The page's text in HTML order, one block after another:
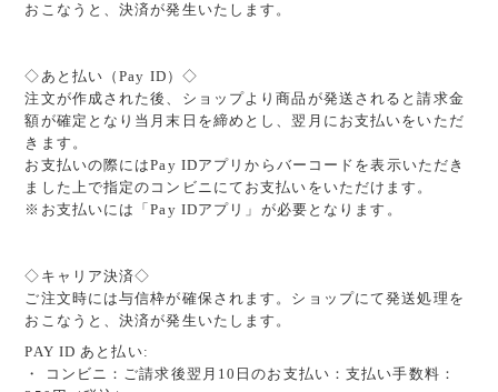
おこなうと、決済が発生いたします。
◇あと払い（Pay ID）◇
注文が作成された後、ショップより商品が発送されると請求金
額が確定となり当月末日を締めとし、翌月にお支払いをいただ
きます。
お支払いの際にはPay IDアプリからバーコードを表示いただき
ました上で指定のコンビニにてお支払いをいただけます。
※お支払いには「Pay IDアプリ」が必要となります。
◇キャリア決済◇
ご注文時には与信枠が確保されます。ショップにて発送処理を
おこなうと、決済が発生いたします。
PAY ID あと払い:
・ コンビニ：ご請求後翌月10日のお支払い：支払い手数料：